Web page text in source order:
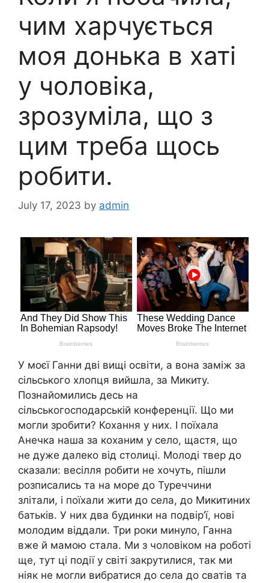
чим харчується
моя донька в хаті
у чоловіка,
зрозуміла, що з
цим треба щось
робити.
July 17, 2023 by admin
У моєї Ганни дві вищі освіти, а вона заміж за
сільського хлопця вийшла, за Микиту.
Познайомились десь на
сільськогосподарській конференції. Що ми
могли зробити? Кохання у них. І поїхала
Анечка наша за коханим у село, щастя, що
не дуже далеко від столиці. Молоді твер до
сказали: весілля робити не хочуть, пішли
розписались та на море до Туреччини
злітали, і поїхали жити до села, до Микитиних
батьків. У них два будинки на подвір’ї, нові
молодим віддали. Три роки минуло, Ганна
вже й мамою стала. Ми з чоловіком на роботі
ще, тут ці події у світі закрутилися, так ми
ніяк не могли вибратися до села до сватів та